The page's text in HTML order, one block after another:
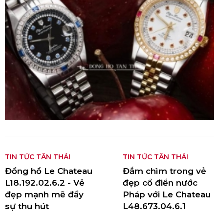
TIN TỨC TÂN THÁI
Đồng hồ Le Chateau
L18.192.02.6.2 - Vẻ
đẹp mạnh mẽ đầy
sự thu hút
TIN TỨC TÂN THÁI
Đắm chìm trong vẻ
đẹp cổ điển nước
Pháp với Le Chateau
L48.673.04.6.1